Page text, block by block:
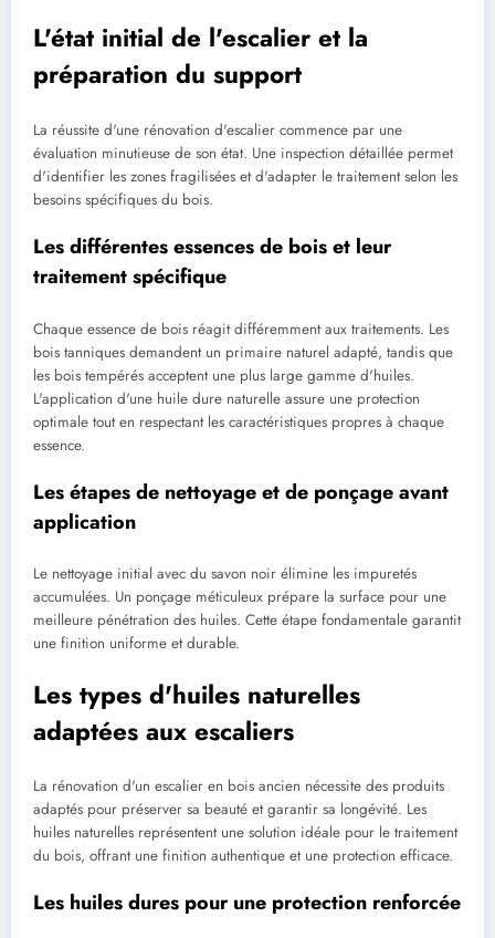
L'état initial de l'escalier et la
préparation du support
La réussite d'une rénovation d'escalier commence par une
évaluation minutieuse de son état. Une inspection détaillée permet
d'identifier les zones fragilisées et d'adapter le traitement selon les
besoins spécifiques du bois.
Les différentes essences de bois et leur
traitement spécifique
Chaque essence de bois réagit différemment aux traitements. Les
bois tanniques demandent un primaire naturel adapté, tandis que
les bois tempérés acceptent une plus large gamme d'huiles.
L'application d'une huile dure naturelle assure une protection
optimale tout en respectant les caractéristiques propres à chaque
essence.
Les étapes de nettoyage et de ponçage avant
application
Le nettoyage initial avec du savon noir élimine les impuretés
accumulées. Un ponçage méticuleux prépare la surface pour une
meilleure pénétration des huiles. Cette étape fondamentale garantit
une finition uniforme et durable.
Les types d'huiles naturelles
adaptées aux escaliers
La rénovation d'un escalier en bois ancien nécessite des produits
adaptés pour préserver sa beauté et garantir sa longévité. Les
huiles naturelles représentent une solution idéale pour le traitement
du bois, offrant une finition authentique et une protection efficace.
Les huiles dures pour une protection renforcée